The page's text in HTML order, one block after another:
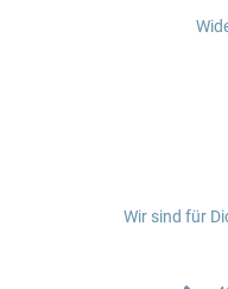
Wir sind für